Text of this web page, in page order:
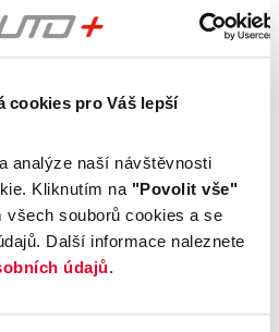
cookies pro Váš lepší
analýze naší návštěvnosti
Kliknutím na "Povolit vše"
souborů cookies a se
Další informace naleznete
údajů.